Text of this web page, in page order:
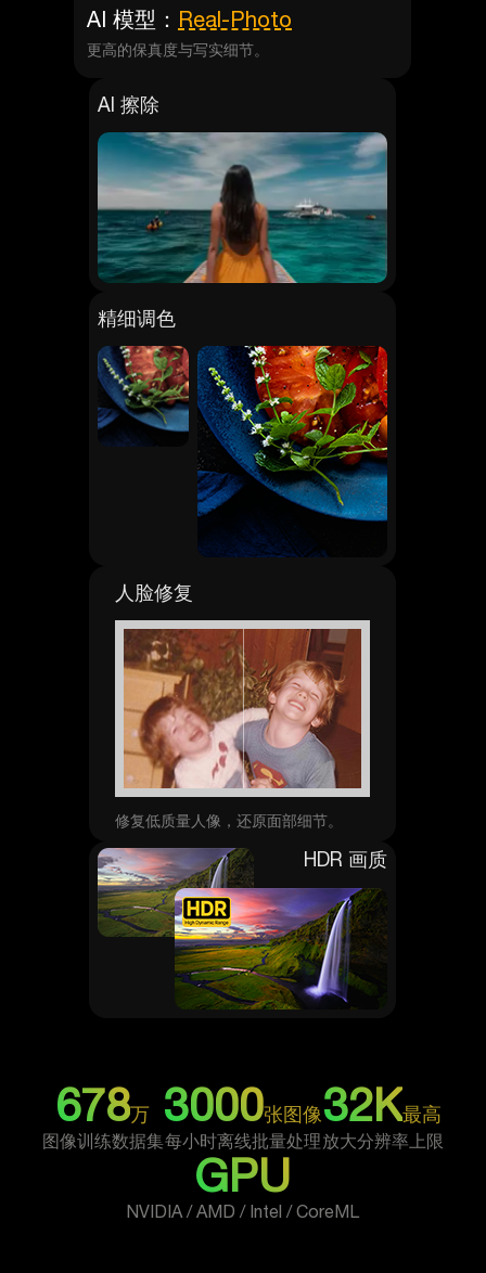
AI 擦除
精细调色
AI 模型： Real-Photo
更高的保真度与写实细节。
人脸修复
修复低质量人像，还原面部细节。
HDR 画质
678万
图像训练数据集
3000张图像
每小时离线批量处理
32K最高
放大分辨率上限
GPU
NVIDIA / AMD / Intel / CoreML